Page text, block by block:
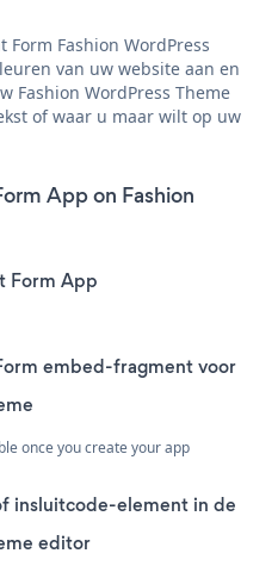
Form Fashion WordPress
van uw website aan en
Fashion WordPress Theme
of waar u maar wilt op uw
App on Fashion
Form App
embed-fragment voor
once you create your app
insluitcode-element in de
editor